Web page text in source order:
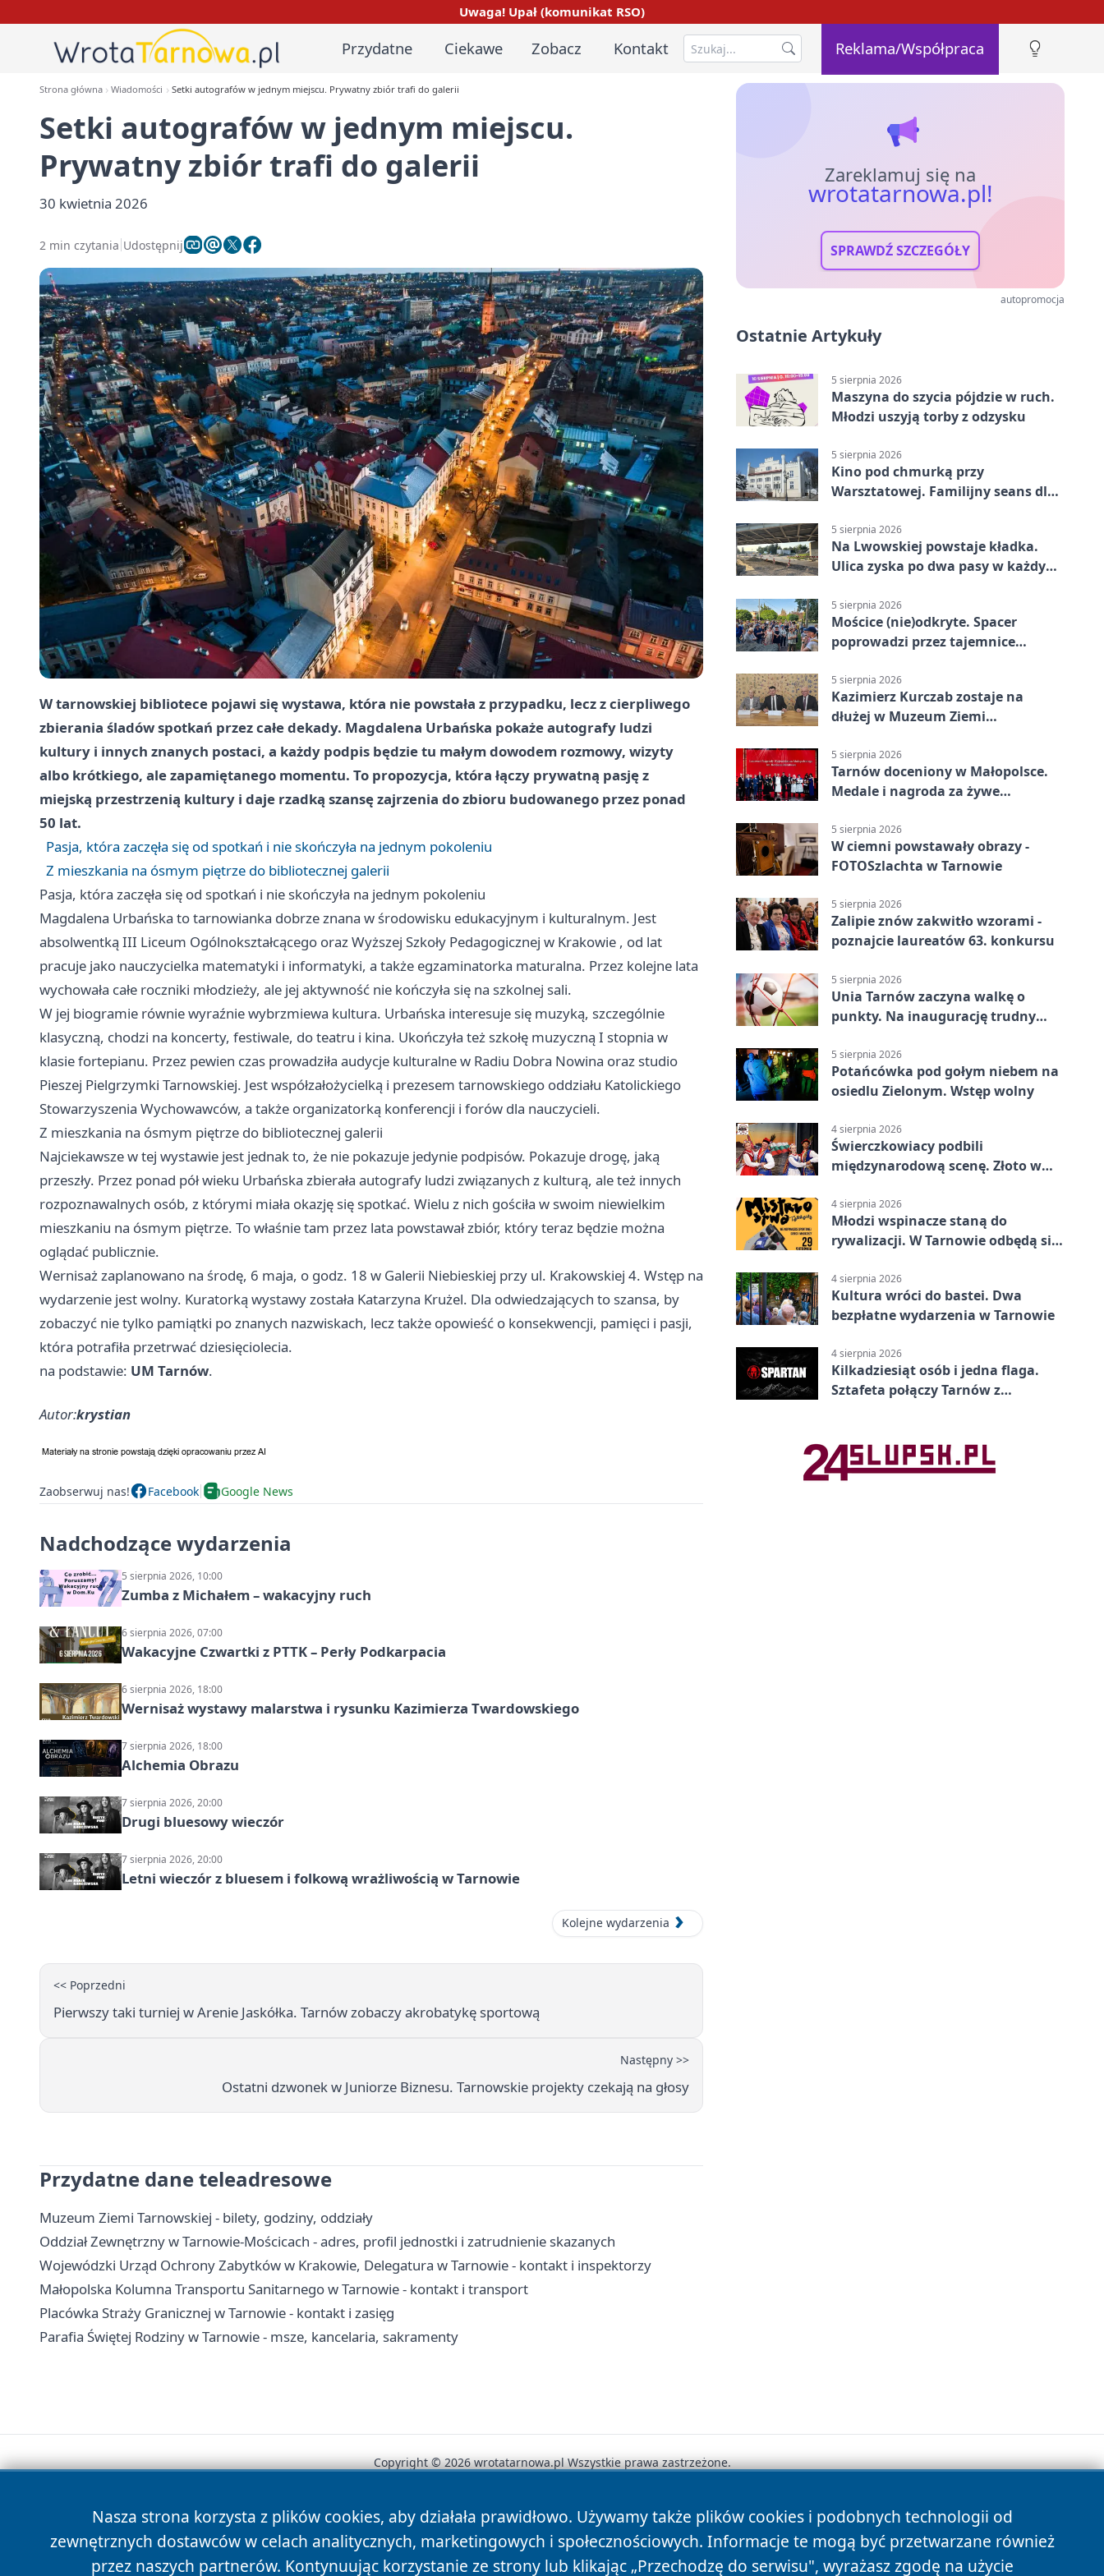
Uwaga! Upał (komunikat RSO)
Przydatne Ciekawe Zobacz Kontakt Reklama/Współpraca
Strona główna Wiadomości Setki autografów w jednym miejscu. Prywatny zbiór trafi do galerii
Setki autografów w jednym miejscu.
Prywatny zbiór trafi do galerii
30 kwietnia 2026
2 min czytania Udostępnij
W tarnowskiej bibliotece pojawi się wystawa, która nie powstała z przypadku, lecz z cierpliwego
zbierania śladów spotkań przez całe dekady. Magdalena Urbańska pokaże autografy ludzi
kultury i innych znanych postaci, a każdy podpis będzie tu małym dowodem rozmowy, wizyty
albo krótkiego, ale zapamiętanego momentu. To propozycja, która łączy prywatną pasję z
miejską przestrzenią kultury i daje rzadką szansę zajrzenia do zbioru budowanego przez ponad
50 lat.
Pasja, która zaczęła się od spotkań i nie skończyła na jednym pokoleniu
Z mieszkania na ósmym piętrze do bibliotecznej galerii
Pasja, która zaczęła się od spotkań i nie skończyła na jednym pokoleniu
Magdalena Urbańska to tarnowianka dobrze znana w środowisku edukacyjnym i kulturalnym. Jest
absolwentką III Liceum Ogólnokształcącego oraz Wyższej Szkoły Pedagogicznej w Krakowie , od lat
pracuje jako nauczycielka matematyki i informatyki, a także egzaminatorka maturalna. Przez kolejne lata
wychowała całe roczniki młodzieży, ale jej aktywność nie kończyła się na szkolnej sali.
W jej biogramie równie wyraźnie wybrzmiewa kultura. Urbańska interesuje się muzyką, szczególnie
klasyczną, chodzi na koncerty, festiwale, do teatru i kina. Ukończyła też szkołę muzyczną I stopnia w
klasie fortepianu. Przez pewien czas prowadziła audycje kulturalne w Radiu Dobra Nowina oraz studio
Pieszej Pielgrzymki Tarnowskiej. Jest współzałożycielką i prezesem tarnowskiego oddziału Katolickiego
Stowarzyszenia Wychowawców, a także organizatorką konferencji i forów dla nauczycieli.
Z mieszkania na ósmym piętrze do bibliotecznej galerii
Najciekawsze w tej wystawie jest jednak to, że nie pokazuje jedynie podpisów. Pokazuje drogę, jaką
przeszły. Przez ponad pół wieku Urbańska zbierała autografy ludzi związanych z kulturą, ale też innych
rozpoznawalnych osób, z którymi miała okazję się spotkać. Wielu z nich gościła w swoim niewielkim
mieszkaniu na ósmym piętrze. To właśnie tam przez lata powstawał zbiór, który teraz będzie można
oglądać publicznie.
Wernisaż zaplanowano na środę, 6 maja, o godz. 18 w Galerii Niebieskiej przy ul. Krakowskiej 4. Wstęp na
wydarzenie jest wolny. Kuratorką wystawy została Katarzyna Krużel. Dla odwiedzających to szansa, by
zobaczyć nie tylko pamiątki po znanych nazwiskach, lecz także opowieść o konsekwencji, pamięci i pasji,
która potrafiła przetrwać dziesięciolecia.
na podstawie: UM Tarnów.
Autor:krystian
Zaobserwuj nas! Facebook Google News
Nadchodzące wydarzenia
5 sierpnia 2026, 10:00
Zumba z Michałem – wakacyjny ruch
6 sierpnia 2026, 07:00
Wakacyjne Czwartki z PTTK – Perły Podkarpacia
6 sierpnia 2026, 18:00
Wernisaż wystawy malarstwa i rysunku Kazimierza Twardowskiego
7 sierpnia 2026, 18:00
Alchemia Obrazu
7 sierpnia 2026, 20:00
Drugi bluesowy wieczór
7 sierpnia 2026, 20:00
Letni wieczór z bluesem i folkową wrażliwością w Tarnowie
Kolejne wydarzenia
<< Poprzedni
Pierwszy taki turniej w Arenie Jaskółka. Tarnów zobaczy akrobatykę sportową
Następny >>
Ostatni dzwonek w Juniorze Biznesu. Tarnowskie projekty czekają na głosy
Przydatne dane teleadresowe
Muzeum Ziemi Tarnowskiej - bilety, godziny, oddziały
Oddział Zewnętrzny w Tarnowie-Mościcach - adres, profil jednostki i zatrudnienie skazanych
Wojewódzki Urząd Ochrony Zabytków w Krakowie, Delegatura w Tarnowie - kontakt i inspektorzy
Małopolska Kolumna Transportu Sanitarnego w Tarnowie - kontakt i transport
Placówka Straży Granicznej w Tarnowie - kontakt i zasięg
Parafia Świętej Rodziny w Tarnowie - msze, kancelaria, sakramenty
Zareklamuj się na
wrotatarnowa.pl!
SPRAWDŹ SZCZEGÓŁY
autopromocja
Ostatnie Artykuły
5 sierpnia 2026
Maszyna do szycia pójdzie w ruch.
Młodzi uszyją torby z odzysku
5 sierpnia 2026
Kino pod chmurką przy
Warsztatowej. Familijny seans dla
5 sierpnia 2026
Na Lwowskiej powstaje kładka.
Ulica zyska po dwa pasy w każdym
5 sierpnia 2026
Mościce (nie)odkryte. Spacer
poprowadzi przez tajemnice
5 sierpnia 2026
Kazimierz Kurczab zostaje na
dłużej w Muzeum Ziemi
5 sierpnia 2026
Tarnów doceniony w Małopolsce.
Medale i nagroda za żywe
5 sierpnia 2026
W ciemni powstawały obrazy -
FOTOSzlachta w Tarnowie
5 sierpnia 2026
Zalipie znów zakwitło wzorami -
poznajcie laureatów 63. konkursu
5 sierpnia 2026
Unia Tarnów zaczyna walkę o
punkty. Na inaugurację trudny
5 sierpnia 2026
Potańcówka pod gołym niebem na
osiedlu Zielonym. Wstęp wolny
4 sierpnia 2026
Świerczkowiacy podbili
międzynarodową scenę. Złoto w
4 sierpnia 2026
Młodzi wspinacze staną do
rywalizacji. W Tarnowie odbędą się
4 sierpnia 2026
Kultura wróci do bastei. Dwa
bezpłatne wydarzenia w Tarnowie
4 sierpnia 2026
Kilkadziesiąt osób i jedna flaga.
Sztafeta połączy Tarnów z
Nasza strona korzysta z plików cookies, aby działała prawidłowo. Używamy także plików cookies i podobnych technologii od
zewnętrznych dostawców w celach analitycznych, marketingowych i społecznościowych. Informacje te mogą być przetwarzane również
przez naszych partnerów. Kontynuując korzystanie ze strony lub klikając „Przechodzę do serwisu", wyrażasz zgodę na użycie
Copyright © 2026 wrotatarnowa.pl Wszystkie prawa zastrzeżone.
News Autorzy Polityka Prywatności Polityka Cookies